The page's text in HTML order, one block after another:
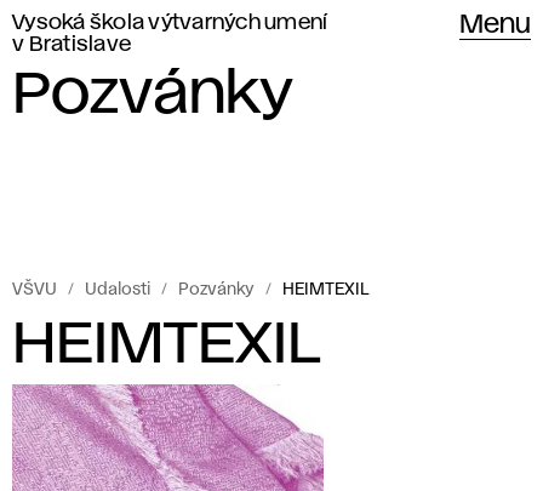
Vysoká škola výtvarných umení
v Bratislave
Menu
Pozvánky
VŠVU Udalosti Pozvánky HEIMTEXIL
HEIMTEXIL